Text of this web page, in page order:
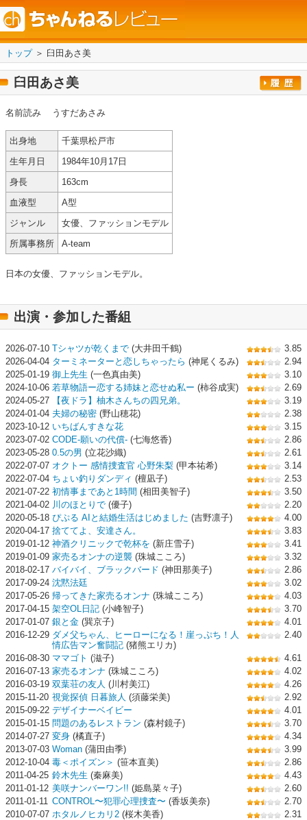
トップ＞ 臼田あさ美
臼田あさ美
名前読み うすだあさみ
出身地
千葉県松戸市
生年月日
1984年10月17日
身長
163cm
血液型
A型
ジャンル
女優、ファッションモデル
所属事務所
A-team
日本の女優、ファッションモデル。
出演・参加した番組
2026-07-10 Tシャツが乾くまで (大井田千鶴)
3.85
2026-04-04 ターミネーターと恋しちゃったら (神尾くるみ)
2.94
2025-01-19 御上先生 (一色真由美)
3.10
2024-10-06 若草物語ー恋する姉妹と恋せぬ私ー (柿谷成実)
2.69
2024-05-27
【夜ドラ】柚木さんちの四兄弟。
3.19
2024-01-04 夫婦の秘密 (野山穂花)
2.38
2023-10-12 いちばんすきな花
3.15
2023-07-02 CODE-願いの代償- (七海悠香)
2.86
2023-05-28 0.5の男 (立花沙織)
2.61
2022-07-07 オクトー 感情捜査官 心野朱梨 (甲本祐希)
3.14
2022-07-04 ちょい釣りダンディ (檀凪子)
2.53
2021-07-22 初情事まであと1時間 (相田美智子)
3.50
2021-04-02 川のほとりで (優子)
2.20
2020-05-18 ぴぷる AIと結婚生活はじめました (吉野凛子)
4.00
2020-04-17 捨ててよ、安達さん。
3.83
2019-01-12 神酒クリニックで乾杯を (新庄雪子)
3.41
2019-01-09 家売るオンナの逆襲 (珠城こころ)
3.32
2018-02-17 バイバイ、ブラックバード (神田那美子)
2.86
2017-09-24 沈黙法廷
3.02
2017-05-26 帰ってきた家売るオンナ (珠城こころ)
4.03
2017-04-15 架空OL日記 (小峰智子)
3.70
2017-01-07 銀と金 (巽京子)
4.01
2016-12-29 ダメ父ちゃん、ヒーローになる！崖っぷち！人
情広告マン奮闘記 (猪熊エリカ)
2.40
2016-08-30 ママゴト (滋子)
4.61
2016-07-13 家売るオンナ (珠城こころ)
4.02
2016-03-19 双葉荘の友人 (川村美江)
4.26
2015-11-20 視覚探偵 日暮旅人 (須藤栄美)
2.92
2015-09-22 デザイナーベイビー
4.01
2015-01-15 問題のあるレストラン (森村鏡子)
3.70
2014-07-27 変身 (橘直子)
4.34
2013-07-03 Woman (蒲田由季)
3.99
2012-10-04 毒＜ポイズン＞ (笹本直美)
2.86
2011-04-25 鈴木先生 (秦麻美)
4.43
2011-01-12 美咲ナンバーワン!! (姫島菜々子)
2.60
2011-01-11 CONTROL〜犯罪心理捜査〜 (香坂美奈)
2.70
2010-07-07 ホタルノヒカリ2 (桜木美香)
2.31